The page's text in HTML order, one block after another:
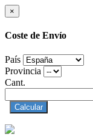
×
Coste de Envío
País
Provincia
Cant.
Calcular